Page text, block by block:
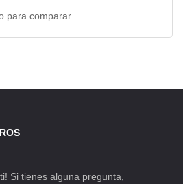
para comparar.
Si tienes alguna pregunta,